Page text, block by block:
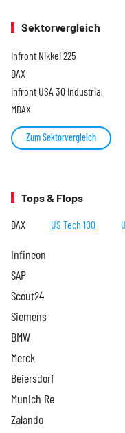
Sektorvergleich
Infront Nikkei 225
DAX
Infront USA 30 Industrial
MDAX
Zum Sektorvergleich
Tops & Flops
DAX US Tech 100
Infineon
SAP
Scout24
Siemens
BMW
Merck
Beiersdorf
Munich Re
Zalando